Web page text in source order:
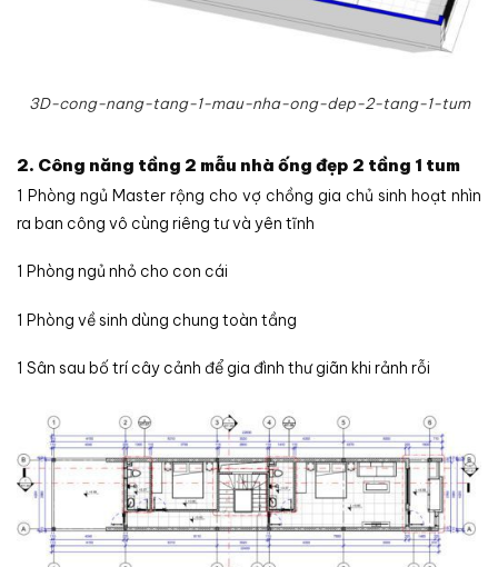
3D-cong-nang-tang-1-mau-nha-ong-dep-2-tang-1-tum
2. Công năng tầng 2 mẫu nhà ống đẹp 2 tầng 1 tum
1 Phòng ngủ Master rộng cho vợ chồng gia chủ sinh hoạt nhìn
ra ban công vô cùng riêng tư và yên tĩnh
1 Phòng ngủ nhỏ cho con cái
1 Phòng về sinh dùng chung toàn tầng
1 Sân sau bố trí cây cảnh để gia đình thư giãn khi rảnh rỗi